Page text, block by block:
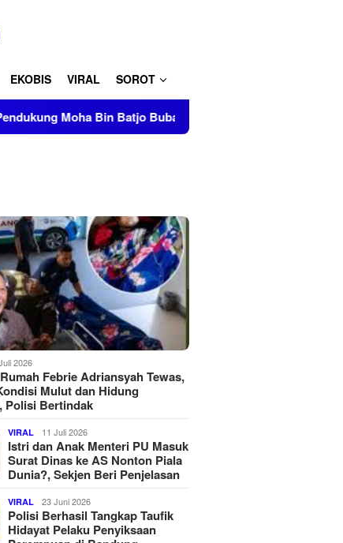
EKOBIS VIRAL SOROT
Bin Batjo Bubarkan Paksa Aksi PMII Makassar di AAS
2026
Febrie Adriansyah Tewas,
Mulut dan Hidung
Polisi Bertindak
VIRAL 11 Juli 2026
Istri dan Anak Menteri PU Masuk
Surat Dinas ke AS Nonton Piala
Dunia?, Sekjen Beri Penjelasan
VIRAL 23 Juni 2026
Polisi Berhasil Tangkap Taufik
Hidayat Pelaku Penyiksaan